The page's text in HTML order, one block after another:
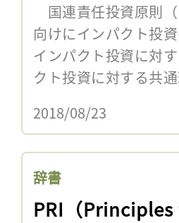
国連責任投資原則
向けにインパクト投
インパクト投資に対
クト投資に対する共
2018/08/23
辞書
PRI（